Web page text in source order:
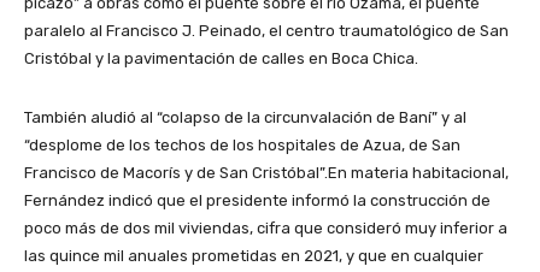
paralelo al Francisco J. Peinado, el centro traumatológico de San
Cristóbal y la pavimentación de calles en Boca Chica.
También aludió al “colapso de la circunvalación de Baní” y al
“desplome de los techos de los hospitales de Azua, de San
Francisco de Macorís y de San Cristóbal”.En materia habitacional,
Fernández indicó que el presidente informó la construcción de
poco más de dos mil viviendas, cifra que consideró muy inferior a
las quince mil anuales prometidas en 2021, y que en cualquier